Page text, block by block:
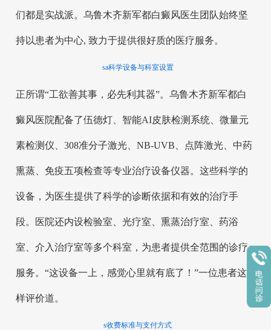
们都是实战派。乌鲁木齐新军都白癜风医生团队始终坚
持以患者为中心, 致力于提供很好质的医疗服务。
sa科学设备与科室设置
正所谓“工欲善其事，必先利其器”。乌鲁木齐新军都白
癜风医院配备了伍德灯、智能AI皮肤检测系统、微量元
素检测仪、308准分子激光、NB-UVB、点阵激光、中药
熏蒸、免疫五项检查等专业治疗设备仪器。这些科学的
设备，为医生提供了科学的诊断依据和有效的治疗手
段。医院还内设检验室、光疗室、熏蒸治疗室、药浴
室、介入治疗室等多个科室，为患者提供全范围的诊疗
服务。“这设备一上，感觉心里就有底了！”一位患者这
样评价道。
s收费标准与支付方式